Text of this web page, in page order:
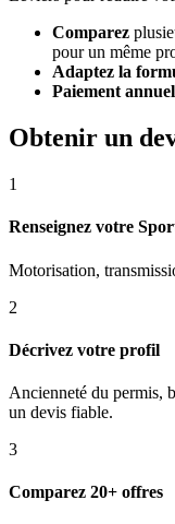
Comparez
pour un même
Adaptez la
Paiement annuel
Obtenir un
1
Renseignez votre
Motorisation,
2
Décrivez votre profil
Ancienneté du permis,
un devis fiable.
3
Comparez 20+ offres